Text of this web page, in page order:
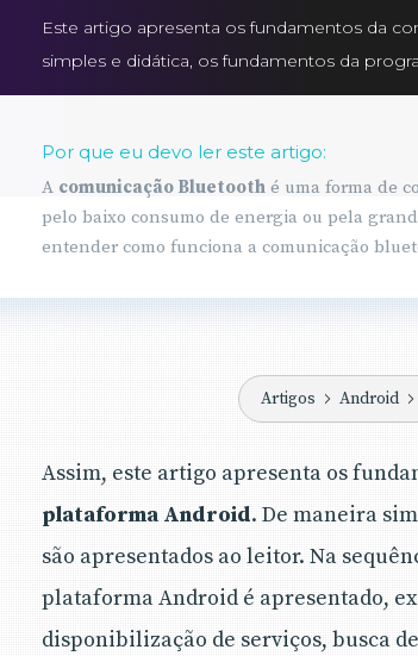
Este artigo apresenta os fundamentos da
simples e didática, os fundamentos da
Por que eu devo ler este artigo:
A comunicação Bluetooth é uma forma de
pelo baixo consumo de energia ou pela
entender como funciona a comunicação
servidor, procura de servidores e serviços,
outros. No estudo de caso apresentado
Artigos Android
Assim, este artigo apresenta os
plataforma Android. De maneira
são apresentados ao leitor. Na
plataforma Android é apresentado,
disponibilização de serviços, busca